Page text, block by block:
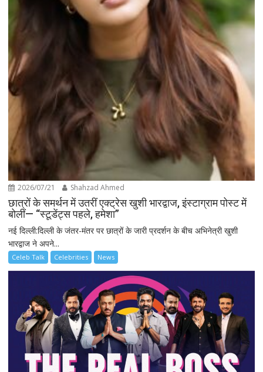
2026/07/21 Shahzad Ahmed
छात्रों के समर्थन में उतरीं एक्ट्रेस खुशी भारद्वाज, इंस्टाग्राम पोस्ट में
बोलीं— “स्टूडेंट्स पहले, हमेशा”
नई दिल्ली:दिल्ली के जंतर-मंतर पर छात्रों के जारी प्रदर्शन के बीच अभिनेत्री खुशी
भारद्वाज ने अपने...
Celeb Talk Celebrities News